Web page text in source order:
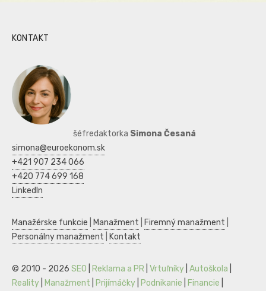
KONTAKT
šéfredaktorka Simona Česaná
simona@euroekonom.sk
+421 907 234 066
+420 774 699 168
LinkedIn
Manažérske funkcie Manažment Firemný manažment
Personálny manažment
Kontakt
© 2010 - 2026 SEO Reklama a PR Vrtuľníky Autoškola
Reality
Manažment Prijímáčky Podnikanie Financie